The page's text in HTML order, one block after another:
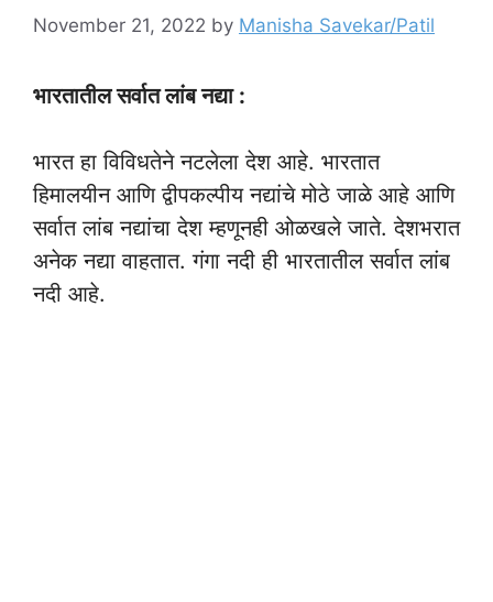
November 21, 2022 by Manisha Savekar/Patil
भारतातील सर्वात लांब नद्या :
भारत हा विविधतेने नटलेला देश आहे. भारतात
हिमालयीन आणि द्वीपकल्पीय नद्यांचे मोठे जाळे आहे आणि
सर्वात लांब नद्यांचा देश म्हणूनही ओळखले जाते. देशभरात
अनेक नद्या वाहतात. गंगा नदी ही भारतातील सर्वात लांब
नदी आहे.